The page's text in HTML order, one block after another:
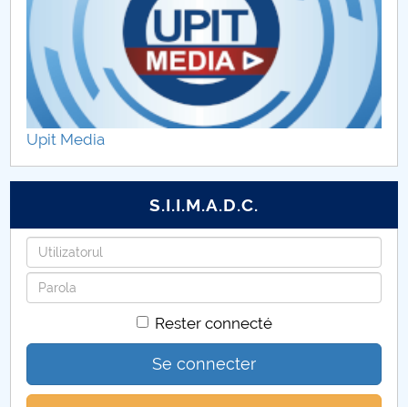
Upit Media
S.I.I.M.A.D.C.
Identifiant
Mot
de
Rester connecté
Se connecter